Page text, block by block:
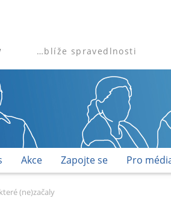
…blíže spravedlnosti
Akce Zapojte se Pro
(ne)začaly